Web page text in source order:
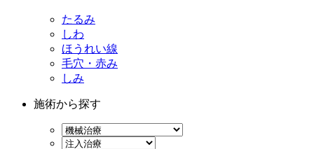
たるみ
しわ
ほうれい線
毛穴・赤み
しみ
施術から探す